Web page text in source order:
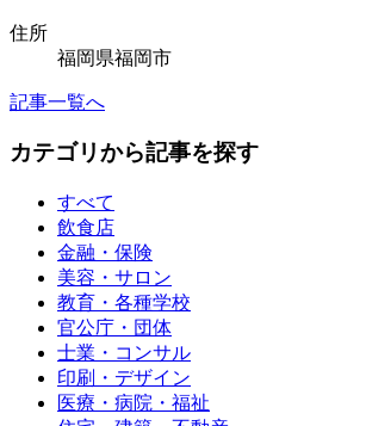
住所
福岡県福岡市
記事一覧へ
カテゴリから記事を探す
すべて
飲食店
金融・保険
美容・サロン
教育・各種学校
官公庁・団体
士業・コンサル
印刷・デザイン
医療・病院・福祉